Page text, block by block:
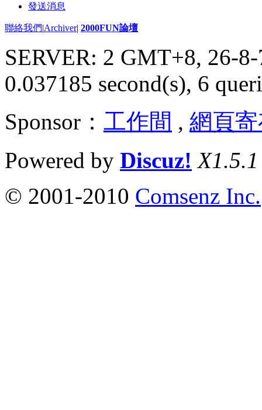
發送消息
聯絡我們|Archiver| 2000FUN論壇
SERVER: 2 GMT+8, 26-
0.037185 second(s), 6
Sponsor： 工作間 , 網頁
Powered by Discuz! X1.5.1
© 2001-2010 Comsenz Inc.